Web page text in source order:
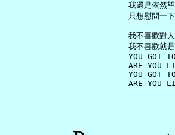
我還是依然
只想慰問一
我不喜歡對
我不喜歡就
YOU GOT
ARE YOU
YOU GOT